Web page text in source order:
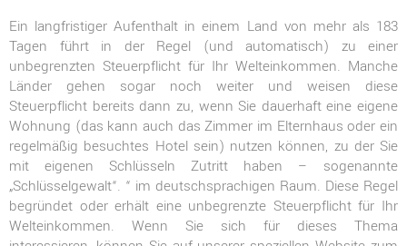
Ein langfristiger Aufenthalt in einem Land von mehr als 183
Tagen führt in der Regel (und automatisch) zu einer
unbegrenzten Steuerpflicht für Ihr Welteinkommen. Manche
Länder gehen sogar noch weiter und weisen diese
Steuerpflicht bereits dann zu, wenn Sie dauerhaft eine eigene
Wohnung (das kann auch das Zimmer im Elternhaus oder ein
regelmäßig besuchtes Hotel sein) nutzen können, zu der Sie
mit eigenen Schlüsseln Zutritt haben – sogenannte
„Schlüsselgewalt“. “ im deutschsprachigen Raum. Diese Regel
begründet oder erhält eine unbegrenzte Steuerpflicht für Ihr
Welteinkommen. Wenn Sie sich für dieses Thema